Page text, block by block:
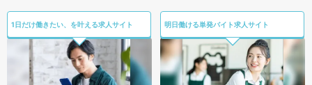
1日だけ働きたい、を叶える求人サイト 明日働ける単発バイト求人サイト